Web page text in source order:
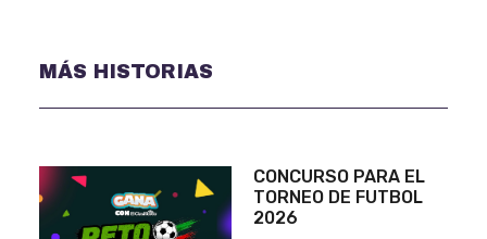
MÁS HISTORIAS
CONCURSO PARA EL
TORNEO DE FUTBOL
2026